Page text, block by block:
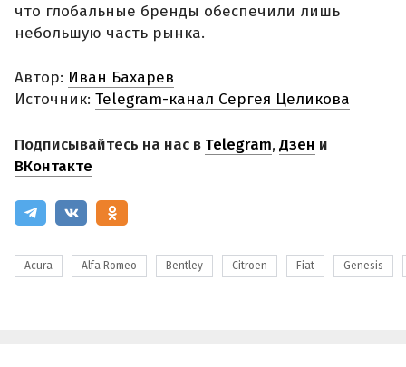
что глобальные бренды обеспечили лишь
небольшую часть рынка.
Автор: Иван Бахарев
Источник: Telegram-канал Сергея Целикова
Подписывайтесь на нас в Telegram,Дзен и
ВКонтакте
Acura Alfa Romeo Bentley Citroen Fiat Genesis